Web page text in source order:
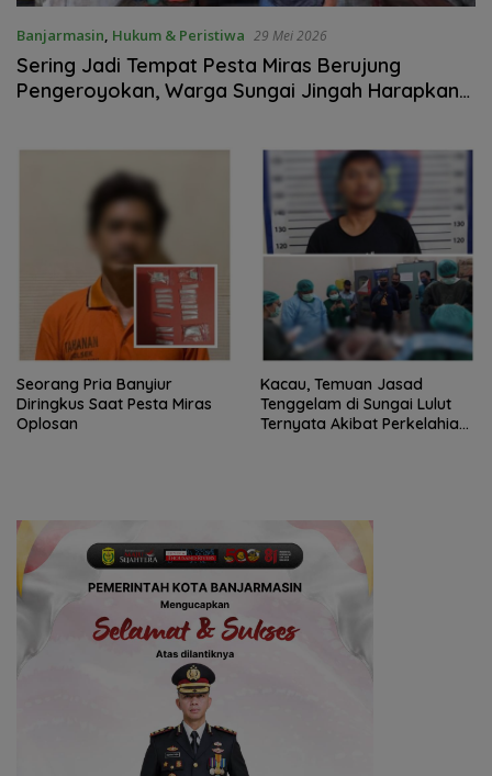
Banjarmasin, Hukum & Peristiwa 29 Mei 2026
Sering Jadi Tempat Pesta Miras Berujung
Pengeroyokan, Warga Sungai Jingah Harapkan
Seorang Pria Banyiur
Diringkus Saat Pesta Miras
Oplosan
Kacau, Temuan Jasad
Tenggelam di Sungai Lulut
Ternyata Akibat Perkelahian